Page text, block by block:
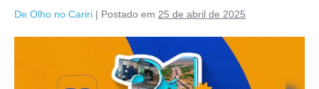
De Olho no Cariri | Postado em 25 de abril de 2025